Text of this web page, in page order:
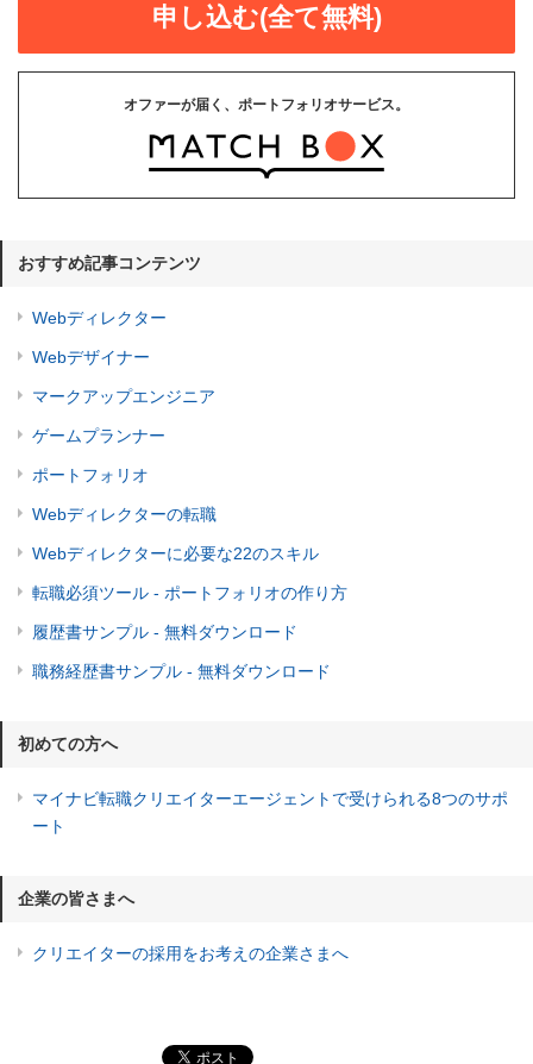
申し込む(全て無料)
オファーが届く、ポートフォリオサービス。
おすすめ記事コンテンツ
Webディレクター
Webデザイナー
マークアップエンジニア
ゲームプランナー
ポートフォリオ
Webディレクターの転職
Webディレクターに必要な22のスキル
転職必須ツール - ポートフォリオの作り方
履歴書サンプル - 無料ダウンロード
職務経歴書サンプル - 無料ダウンロード
初めての方へ
マイナビ転職クリエイターエージェントで受けられる8つのサポ
ート
企業の皆さまへ
クリエイターの採用をお考えの企業さまへ